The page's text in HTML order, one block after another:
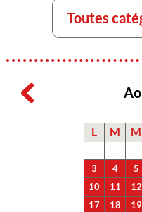
Toutes
L M M
3
4 5
10
11 12
17
18 19